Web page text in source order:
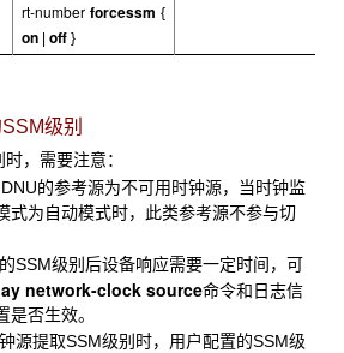
rt-number forcessm {
on |off }
级别
时，需要注意：
的参考源为不可用时钟源，当时钟监
式为自动模式时，此类参考源不参与切
SSM级别后设备响应需要一定时间，可
network-clock source命令和日志信
是否生效。
源提取SSM级别时，用户配置的SSM级